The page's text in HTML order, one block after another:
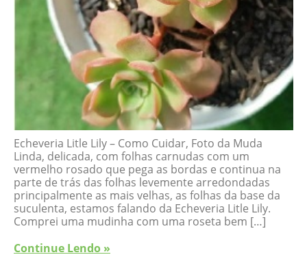
Echeveria Litle Lily – Como Cuidar, Foto da Muda
Linda, delicada, com folhas carnudas com um
vermelho rosado que pega as bordas e continua na
parte de trás das folhas levemente arredondadas
principalmente as mais velhas, as folhas da base da
suculenta, estamos falando da Echeveria Litle Lily.
Comprei uma mudinha com uma roseta bem […]
Continue Lendo »